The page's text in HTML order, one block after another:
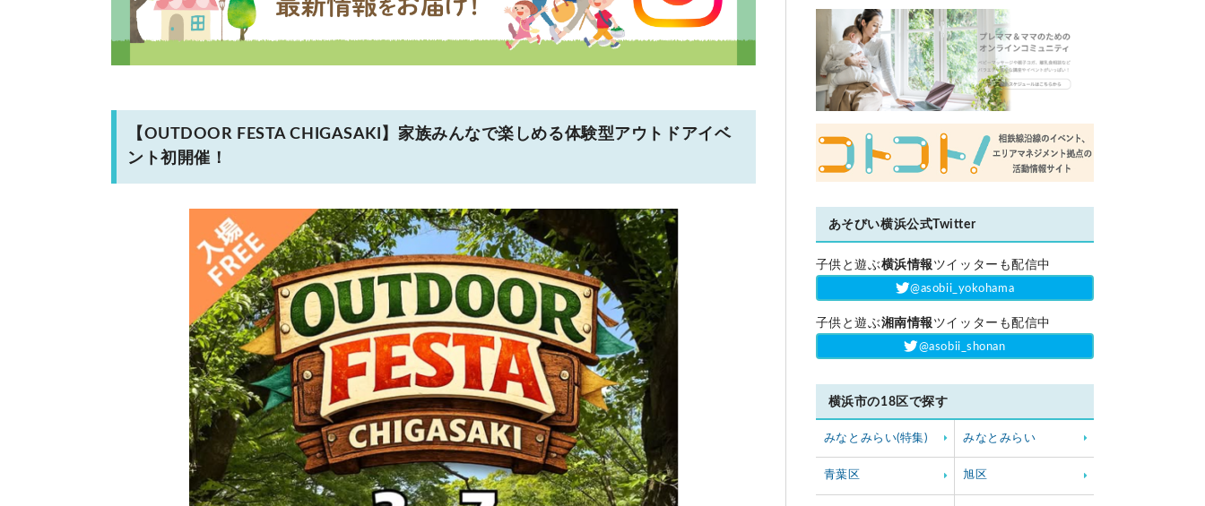
【OUTDOOR FESTA CHIGASAKI】家族みんなで楽しめる体験型アウトドアイベ
ント初開催！
あそびい横浜公式Twitter
子供と遊ぶ横浜情報 ツイッターも配信中
‎@asobii_yokohama
子供と遊ぶ湘南情報 ツイッターも配信中
‎@asobii_shonan
横浜市の18区で探す
みなとみらい(特集) みなとみらい
青葉区 旭区